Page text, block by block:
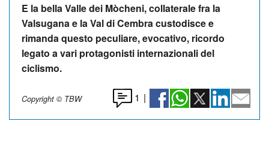
E la bella Valle dei Mòcheni, collaterale fra la
Valsugana e la Val di Cembra custodisce e
rimanda questo peculiare, evocativo, ricordo
legato a vari protagonisti internazionali del
ciclismo.
Copyright © TBW 1 |